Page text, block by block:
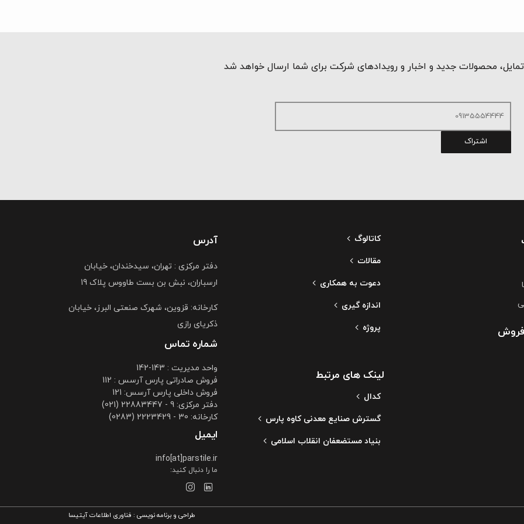
محصولات جدید و اخبار و رویدادهای شرکت برای شما ارسال خواهد شد
اشتراک
کاتالوگ
مقالات
دعوت به همکاری
اندازه گیری
پروژه
لینک های مرتبط
کدال
گسترش صنایع معدنی کاوه پارس
بنیاد مستضعفان انقلاب اسلامی
آدرس
دفتر مرکزی : تهران، سیدخندان، خیابان
ارسباران، نبش بن بست طاووس پلاک 19
کارخانه: قزوین، شهرک صنعتی البرز، خیابان
ذکریای رازی
شماره تماس
واحد مدیریت : 143-142
فروش صادراتی پارس آرسس : 112
فروش داخلی پارس آرسس: 121
دفتر مرکزی: 9 - 22883447 (021)
کارخانه: 30 - 2223429 (0283)
ایمیل
info[at]parstile.ir
ما را دنبال کنید:
طراحی و برنامه نویسی : فناوری اطلاعات آیتیسا